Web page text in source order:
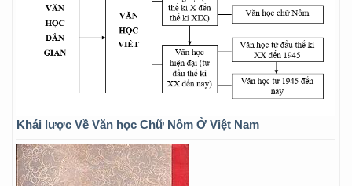
Khái lược Về Văn học Chữ Nôm Ở Việt Nam